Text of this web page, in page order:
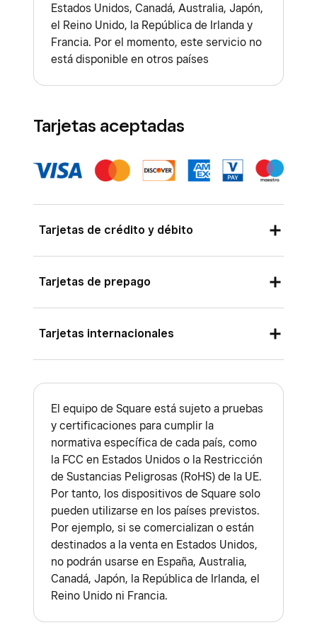
Estados Unidos, Canadá, Australia, Japón,
el Reino Unido, la República de Irlanda y
Francia. Por el momento, este servicio no
está disponible en otros países
Tarjetas aceptadas
Tarjetas de crédito y débito
mayoría de las tarjetas internacionales, como
Visa, Mastercard, American Express o Discover.
Se aceptan los siguientes tipos de tarjeta:
Corporativas
Recompensas
Tarjetas de prepago
estándar a las tarjetas de prepago Visa,
Mastercard, American Express o Discover. El
Nota:Al introducir manualmente los datos de
una tarjeta de prepago, el cliente debe haber
registrado la tarjeta con una dirección de
facturación y un código postal. También podrías
encontrar información para registrar la tarjeta
en el reverso.
Tarjetas internacionales
acepta la mayoría de las tarjetas internacionales
de banda magnética, con chip o sin contacto. Si
tu cliente no está presencialmente o no tiene la
tarjeta física, puedesintroducir los datos
manualmente en Square.
Al procesar tarjetas internacionales, ten en
cuenta lo siguiente:
Si tienes problemas con una tarjeta de otro
país, pide al titular que contacte con la
entidad emisora.
El equipo de Square está sujeto a pruebas
y certificaciones para cumplir la
normativa específica de cada país, como
la FCC en Estados Unidos o la Restricción
de Sustancias Peligrosas (RoHS) de la UE.
Por tanto, los dispositivos de Square solo
pueden utilizarse en los países previstos.
Por ejemplo, si se comercializan o están
destinados a la venta en Estados Unidos,
no podrán usarse en España, Australia,
Canadá, Japón, la República de Irlanda, el
Reino Unido ni Francia.